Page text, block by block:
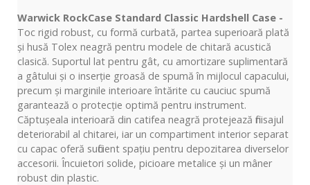
Warwick RockCase Standard Classic Hardshell Case -
Toc rigid robust, cu formă curbată, partea superioară plată
și husă Tolex neagră pentru modele de chitară acustică
clasică. Suportul lat pentru gât, cu amortizare suplimentară
a gâtului și o inserție groasă de spumă în mijlocul capacului,
precum și marginile interioare întărite cu cauciuc spumă
garantează o protecție optimă pentru instrument.
Căptușeala interioară din catifea neagră protejează finisajul
deteriorabil al chitarei, iar un compartiment interior separat
cu capac oferă suficient spațiu pentru depozitarea diverselor
accesorii. Încuietori solide, picioare metalice și un mâner
robust din plastic.